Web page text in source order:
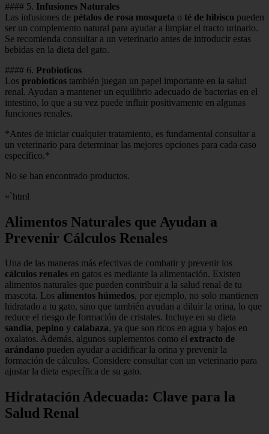
#### 5. Infusiones Naturales
Las infusiones de pétalos de rosa mosqueta o té de hibisco pueden
ser un complemento natural para ayudar a limpiar el tracto urinario.
Se recomienda consultar a un veterinario antes de introducir estas
bebidas en la dieta del gato.
#### 6. Probioticos
Los probioticos también juegan un papel importante en la salud
renal. Ayudan a mantener un equilibrio adecuado de bacterias en el
intestino, lo que a su vez puede influir positivamente en algunas
funciones renales.
*Antes de iniciar cualquier tratamiento, es fundamental consultar a
un veterinario para determinar las mejores opciones para cada caso
específico.*
No se han encontrado productos.
«`html
Alimentos Naturales que Ayudan a
Prevenir Cálculos Renales
Una de las maneras más efectivas de combatir y prevenir los
cálculos renales en gatos es mediante la alimentación. Existen
alimentos naturales que pueden contribuir a la salud renal de tu
mascota. Los alimentos húmedos, por ejemplo, no solo mantienen
hidratado a tu gato, sino que también ayudan a diluir la orina, lo que
reduce el riesgo de formación de cristales. Incluye en su dieta
sandía, pepino y calabaza, ya que son ricos en agua y bajos en
oxalatos. Además, algunos suplementos como el extracto de
arándano pueden ayudar a acidificar la orina y prevenir la
formación de cálculos. Considere consultar con un veterinario para
ajustar la dieta específica de su gato.
Hidratación Adecuada: Clave para la
Salud Renal